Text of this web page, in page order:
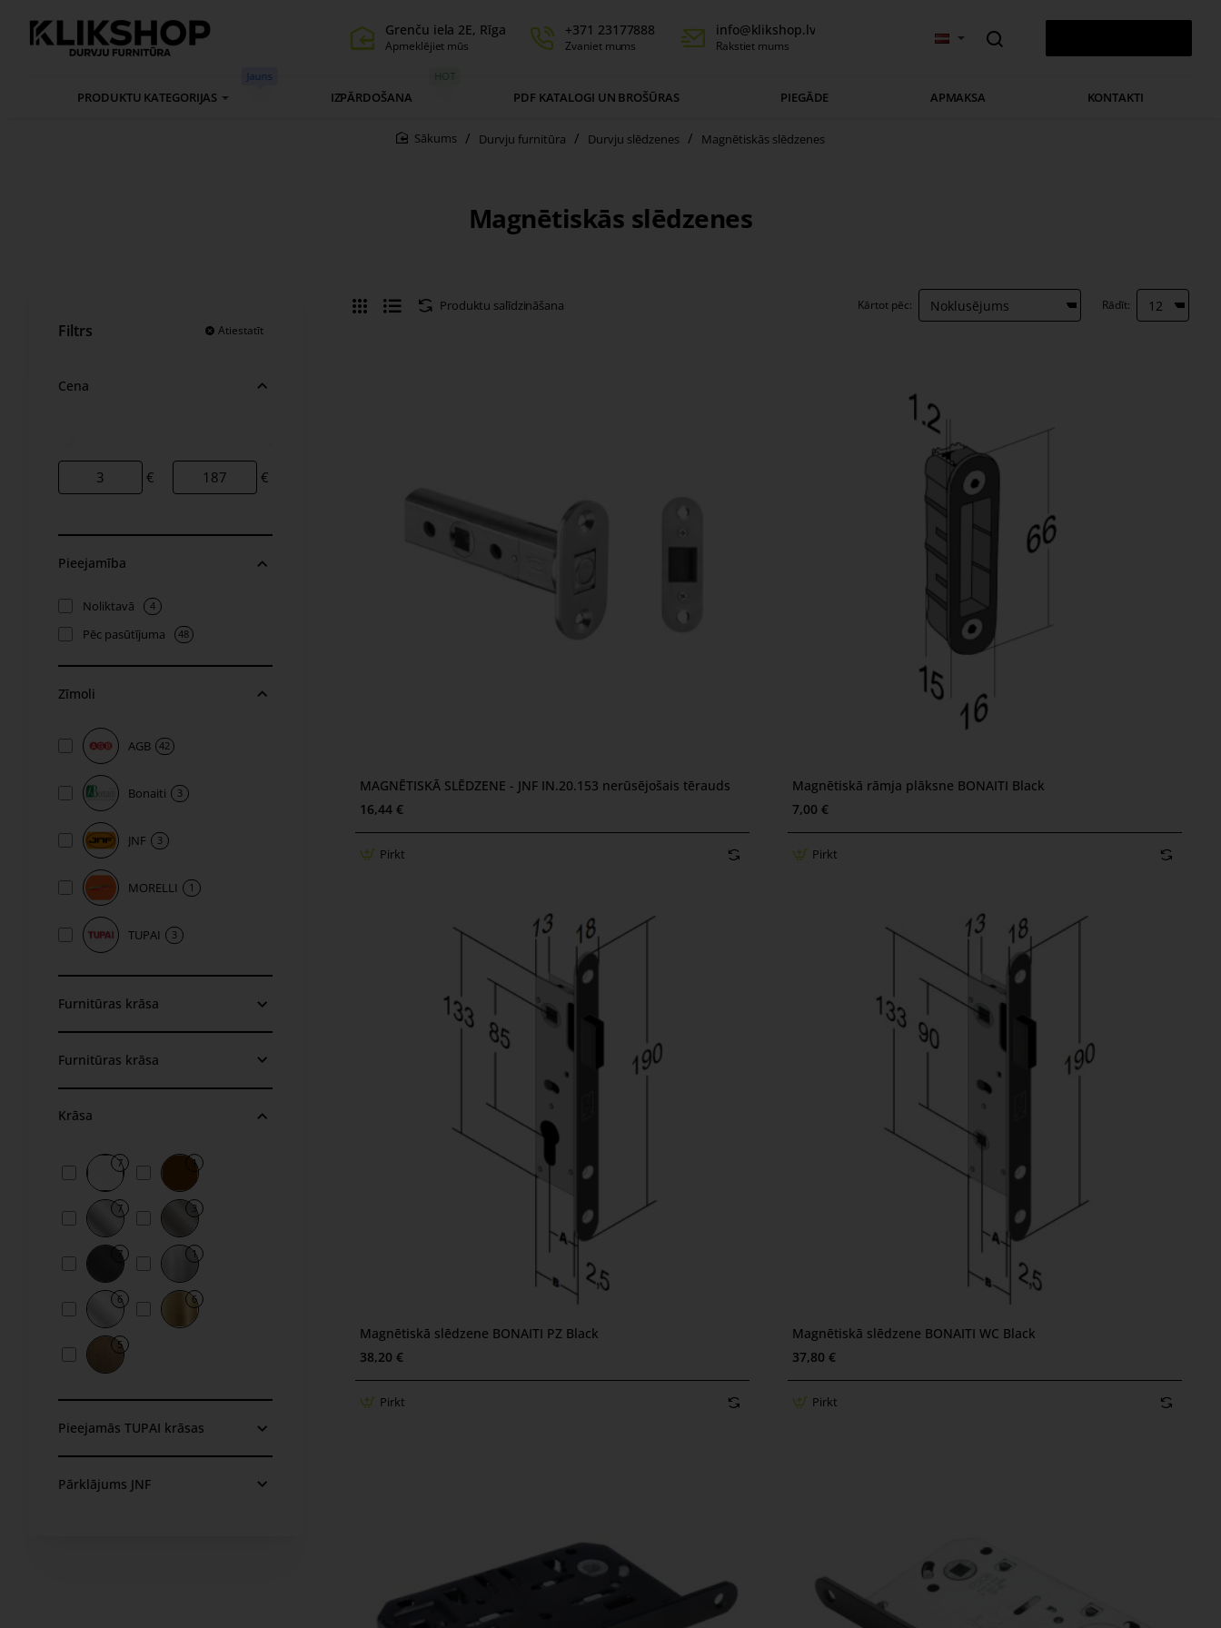
Grenču iela 2E, Rīga
Apmeklējiet mūs
+371 23177888
Zvaniet mums
info@klikshop.lv
Rakstiet mums
PRODUKTU KATEGORIJAS
Jauns
IZPĀRDOŠANA
HOT
PDF KATALOGI UN BROŠŪRAS PIEGĀDE APMAKSA KONTAKTI
Magnētiskās slēdzenes
Durvju furnitūra Durvju slēdzenes Magnētiskās slēdzenes
Filtrs Atiestatīt
Cena
€ €
Pieejamība
Noliktavā 4
Pēc pasūtījuma 48
Zīmoli
AGB 42
Bonaiti 3
JNF 3
MORELLI 1
TUPAI 3
Furnitūras krāsa
Furnitūras krāsa
Krāsa
7 1
7 3
7 1
6 6
5
Pieejamās TUPAI krāsas
Pārklājums JNF
Produktu salīdzināšana Kārtot pēc: Rādīt:
MAGNĒTISKĀ SLĒDZENE - JNF IN.20.153 nerūsējošais tērauds
16,44 €
Pirkt
Magnētiskā rāmja plāksne BONAITI Black
7,00 €
Pirkt
Magnētiskā slēdzene BONAITI PZ Black
38,20 €
Pirkt
Magnētiskā slēdzene BONAITI WC Black
37,80 €
Pirkt